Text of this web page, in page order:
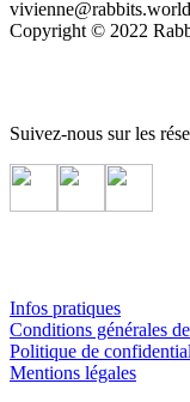
vivienne@rabbits.world
Copyright © 2022
Suivez-nous sur les
Infos pratiques
Conditions générales
Politique de
Mentions légales